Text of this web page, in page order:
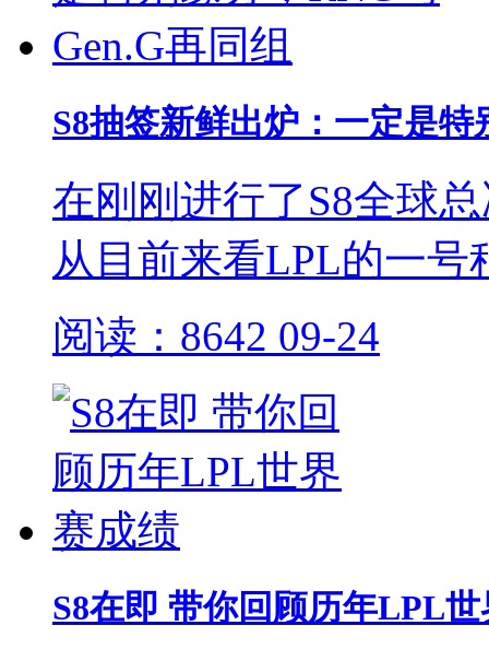
S8抽签新鲜出炉：一定是
在刚刚进行了S8全球
从目前来看LPL的一号
阅读：8642 09-24
S8在即 带你回顾历年LPL